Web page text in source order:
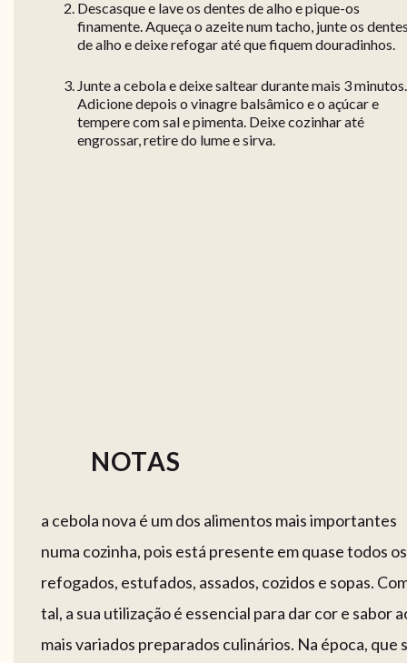
Descasque e lave os dentes de alho e pique-os
finamente. Aqueça o azeite num tacho, junte os
de alho e deixe refogar até que fiquem douradinhos.
Junte a cebola e deixe saltear durante mais 3 minutos.
Adicione depois o vinagre balsâmico e o açúcar e
tempere com sal e pimenta. Deixe cozinhar até
engrossar, retire do lume e sirva.
NOTAS
a cebola nova é um dos alimentos mais importantes
numa cozinha, pois está presente em quase todos os
refogados, estufados, assados, cozidos e sopas.
tal, a sua utilização é essencial para dar cor e sabor
mais variados preparados culinários. Na época, que